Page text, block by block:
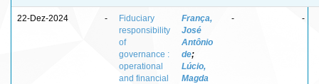
22-Dez-2024 -
Fiduciary
responsibility
of
governance :
operational
and financial
França,
José
Antônio
de;
Lúcio,
Magda
- -